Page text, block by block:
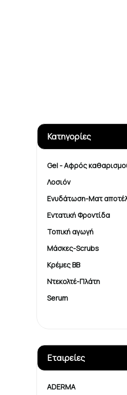
Κατηγορίες
Gel - Αφρός
Λοσιόν
Ενυδάτωση-Ματ
Εντατική Φροντίδα
Τοπική αγωγή
Μάσκες-Scrubs
Κρέμες BB
Ντεκολτέ-Πλάτη
Serum
Εταιρείες
ADERMA